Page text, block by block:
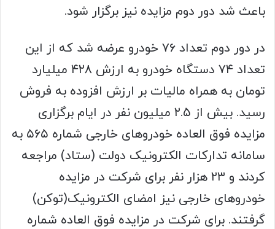
باعث شد دور دوم مزایده نیز برگزار شود.
در دور دوم تعداد ۷۶ خودرو عرضه شد که از این
تعداد ۷۴ دستگاه خودرو به ارزش ۴۲۸ میلیارد
تومان به همراه مالیات بر ارزش افزوده به فروش
رسید. بیش از ۲.۵ میلیون نفر در ایام برگزاری
مزایده فوق العاده خودروهای خارجی شماره ۵۶۵ به
سامانه تدارکات الکترونیک دولت (ستاد) مراجعه
کردند و ۲۳ هزار نفر برای شرکت در مزایده
خودروهای خارجی نیز امضای الکترونیک(توکن)
گرفتند. برای شرکت در مزایده فوق العاده شماره